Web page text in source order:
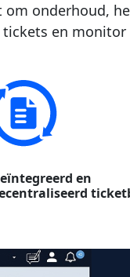
onderhoud,
en
en